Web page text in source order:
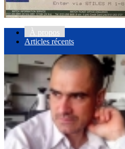
À propos
Articles récents